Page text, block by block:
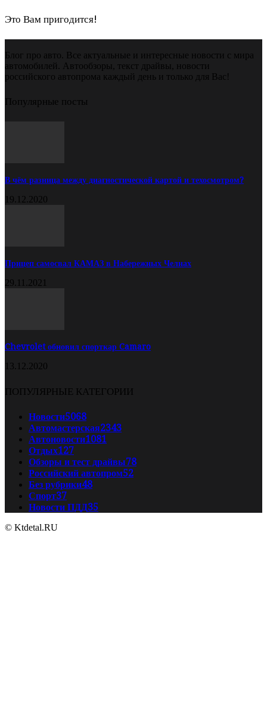
Это Вам пригодится!
Блог про авто. Все актуальные и интересные новости с мира
автомобилей. Автообзоры, текст драйвы, новости
российского автопрома каждый день и только для Вас!
Популярные посты
В чём разница между диагностической картой и техосмотром?
19.12.2020
Прицеп самосвал КАМАЗ в Набережных Челнах
29.11.2021
Chevrolet обновил спорткар Camaro
13.12.2020
ПОПУЛЯРНЫЕ КАТЕГОРИИ
Новости5068
Автомастерская2343
Автоновости1081
Отдых127
Обзоры и тест драйвы78
Российский автопром52
Без рубрики48
Спорт37
Новости ПДД35
© Ktdetal.RU